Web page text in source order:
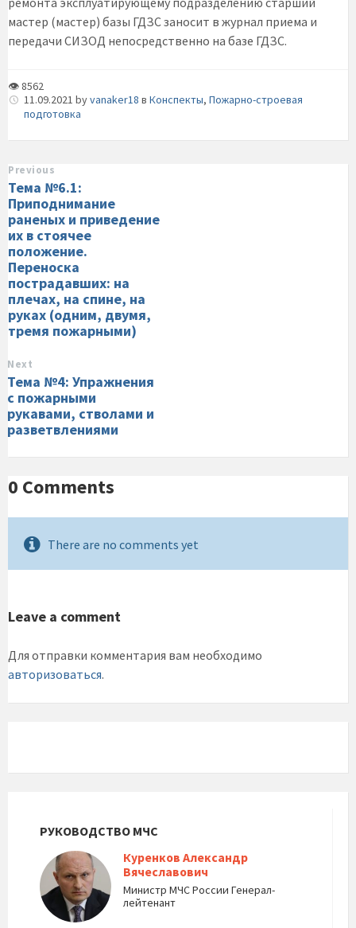
мастер (мастер) базы ГДЗС заносит в журнал приема и
передачи СИЗОД непосредственно на базе ГДЗС.
👁 8562
11.09.2021 byvanaker18 в Конспекты, Пожарно-строевая
подготовка
Previous
Тема №6.1:
Приподнимание
раненых и приведение
их в стоячее
положение.
Переноска
пострадавших: на
плечах, на спине, на
руках (одним, двумя,
тремя пожарными)
Next
Тема №4: Упражнения
с пожарными
рукавами, стволами и
разветвлениями
0 Comments
There are no comments yet
Leave a comment
Для отправки комментария вам необходимо
авторизоваться.
РУКОВОДСТВО МЧС
Куренков Александр
Вячеславович
Министр МЧС России Генерал-
лейтенант